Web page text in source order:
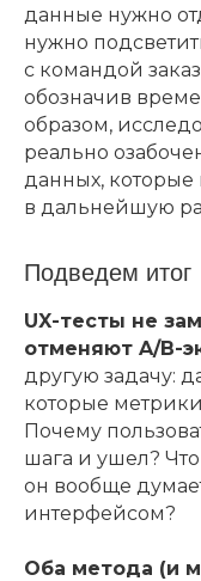
данные нужно
нужно
с командой
обозначив
образом,
реально
данных, которые
в дальнейшую
Подведем итог
UX-тесты не
отменяют A/B-
другую задачу:
которые
Почему
шага и ушел?
он вообще
интерфейсом?
Оба метода (и